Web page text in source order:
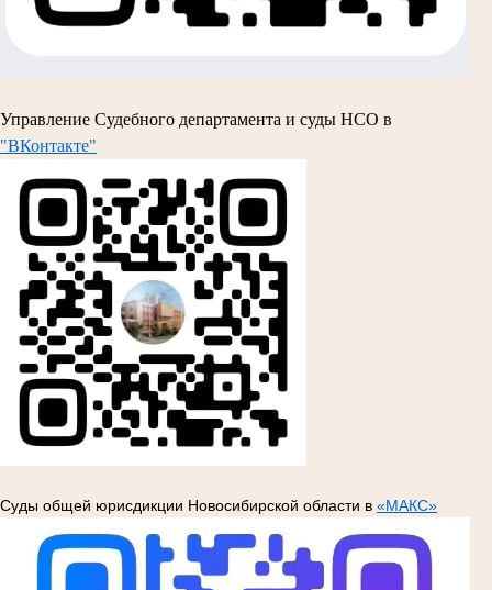
Управление Судебного департамента и суды НСО в
"ВКонтакте"
Суды общей юрисдикции Новосибирской области в «МАКС»